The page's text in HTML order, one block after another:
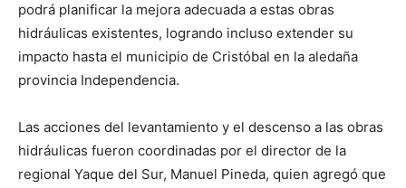
podrá planificar la mejora adecuada a estas obras
hidráulicas existentes, logrando incluso extender su
impacto hasta el municipio de Cristóbal en la aledaña
provincia Independencia.
Las acciones del levantamiento y el descenso a las obras
hidráulicas fueron coordinadas por el director de la
regional Yaque del Sur, Manuel Pineda, quien agregó que